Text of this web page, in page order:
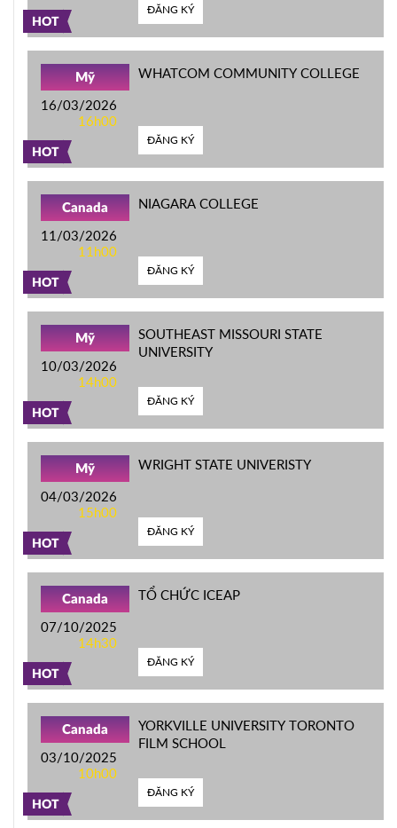
HOT
ĐĂNG KÝ
HOT
Mỹ
16/03/2026
16h00
WHATCOM COMMUNITY COLLEGE
ĐĂNG KÝ
HOT
Canada
11/03/2026
11h00
NIAGARA COLLEGE
ĐĂNG KÝ
HOT
Mỹ
10/03/2026
14h00
SOUTHEAST MISSOURI STATE
UNIVERSITY
ĐĂNG KÝ
HOT
Mỹ
04/03/2026
15h00
WRIGHT STATE UNIVERISTY
ĐĂNG KÝ
HOT
Canada
07/10/2025
14h30
TỔ CHỨC ICEAP
ĐĂNG KÝ
HOT
Canada
03/10/2025
10h00
YORKVILLE UNIVERSITY TORONTO
FILM SCHOOL
ĐĂNG KÝ